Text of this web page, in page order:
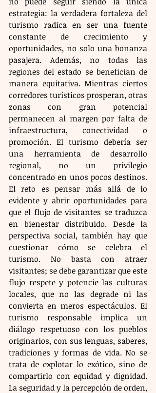
estrategia: la verdadera fortaleza del
turismo radica en ser una fuente
constante de crecimiento y
oportunidades, no solo una bonanza
pasajera. Además, no todas las
regiones del estado se benefician de
manera equitativa. Mientras ciertos
corredores turísticos prosperan, otras
zonas con gran potencial
permanecen al margen por falta de
infraestructura, conectividad o
promoción. El turismo debería ser
una herramienta de desarrollo
regional, no un privilegio
concentrado en unos pocos destinos.
El reto es pensar más allá de lo
evidente y abrir oportunidades para
que el flujo de visitantes se traduzca
en bienestar distribuido. Desde la
perspectiva social, también hay que
cuestionar cómo se celebra el
turismo. No basta con atraer
visitantes; se debe garantizar que este
flujo respete y potencie las culturas
locales, que no las degrade ni las
convierta en meros espectáculos. El
turismo responsable implica un
diálogo respetuoso con los pueblos
originarios, con sus lenguas, saberes,
tradiciones y formas de vida. No se
trata de explotar lo exótico, sino de
compartirlo con equidad y dignidad.
La seguridad y la percepción de orden,